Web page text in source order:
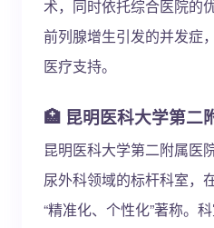
术，同时依托综合医院的
前列腺增生引发的并发症
医疗支持。
🏥 昆明医科大学第二
昆明医科大学第二附属医
尿外科领域的标杆科室，
“精准化、个性化”著称。